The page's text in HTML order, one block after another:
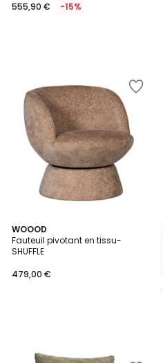
555,90 € -15%
WOOOD
Fauteuil pivotant en tissu-
SHUFFLE
479,00 €